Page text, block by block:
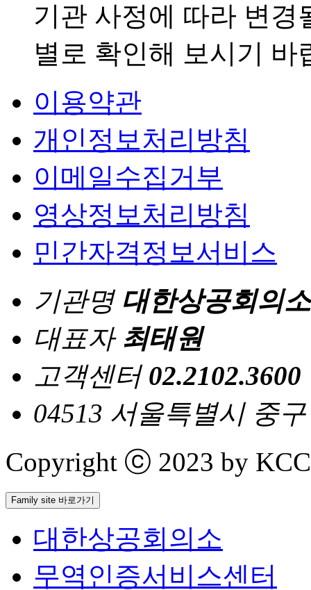
기관 사정에 따라 변경
별로 확인해 보시기 바
이용약관
개인정보처리방침
이메일수집거부
영상정보처리방침
민간자격정보서비스
기관명 대한상공회의소
대표자 최태원
고객센터 02.2102.3600
04513 서울특별시 중
Copyright ⓒ 2023 by
Family site 바로가기
대한상공회의소
무역인증서비스센터